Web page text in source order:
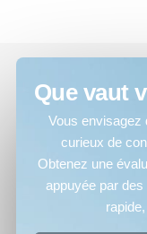
Que vaut
Vous envisagez
curieux de
Obtenez une
appuyée par